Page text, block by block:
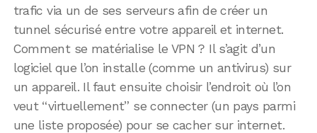
trafic via un de ses serveurs afin de créer un
tunnel sécurisé entre votre appareil et internet.
Comment se matérialise le VPN ? Il s’agit d’un
logiciel que l’on installe (comme un antivirus) sur
un appareil. Il faut ensuite choisir l’endroit où l’on
veut “virtuellement” se connecter (un pays parmi
une liste proposée) pour se cacher sur internet.